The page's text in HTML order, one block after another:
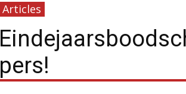
Articles
pers!